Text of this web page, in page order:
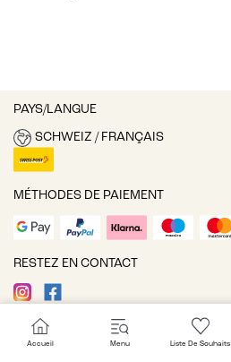
PAYS/LANGUE
SCHWEIZ / FRANÇAIS
MÉTHODES DE PAIEMENT
RESTEZ EN CONTACT
TÉLÉCHARGEZ NOTRE APPLI
Accueil Menu Liste De Souhaits